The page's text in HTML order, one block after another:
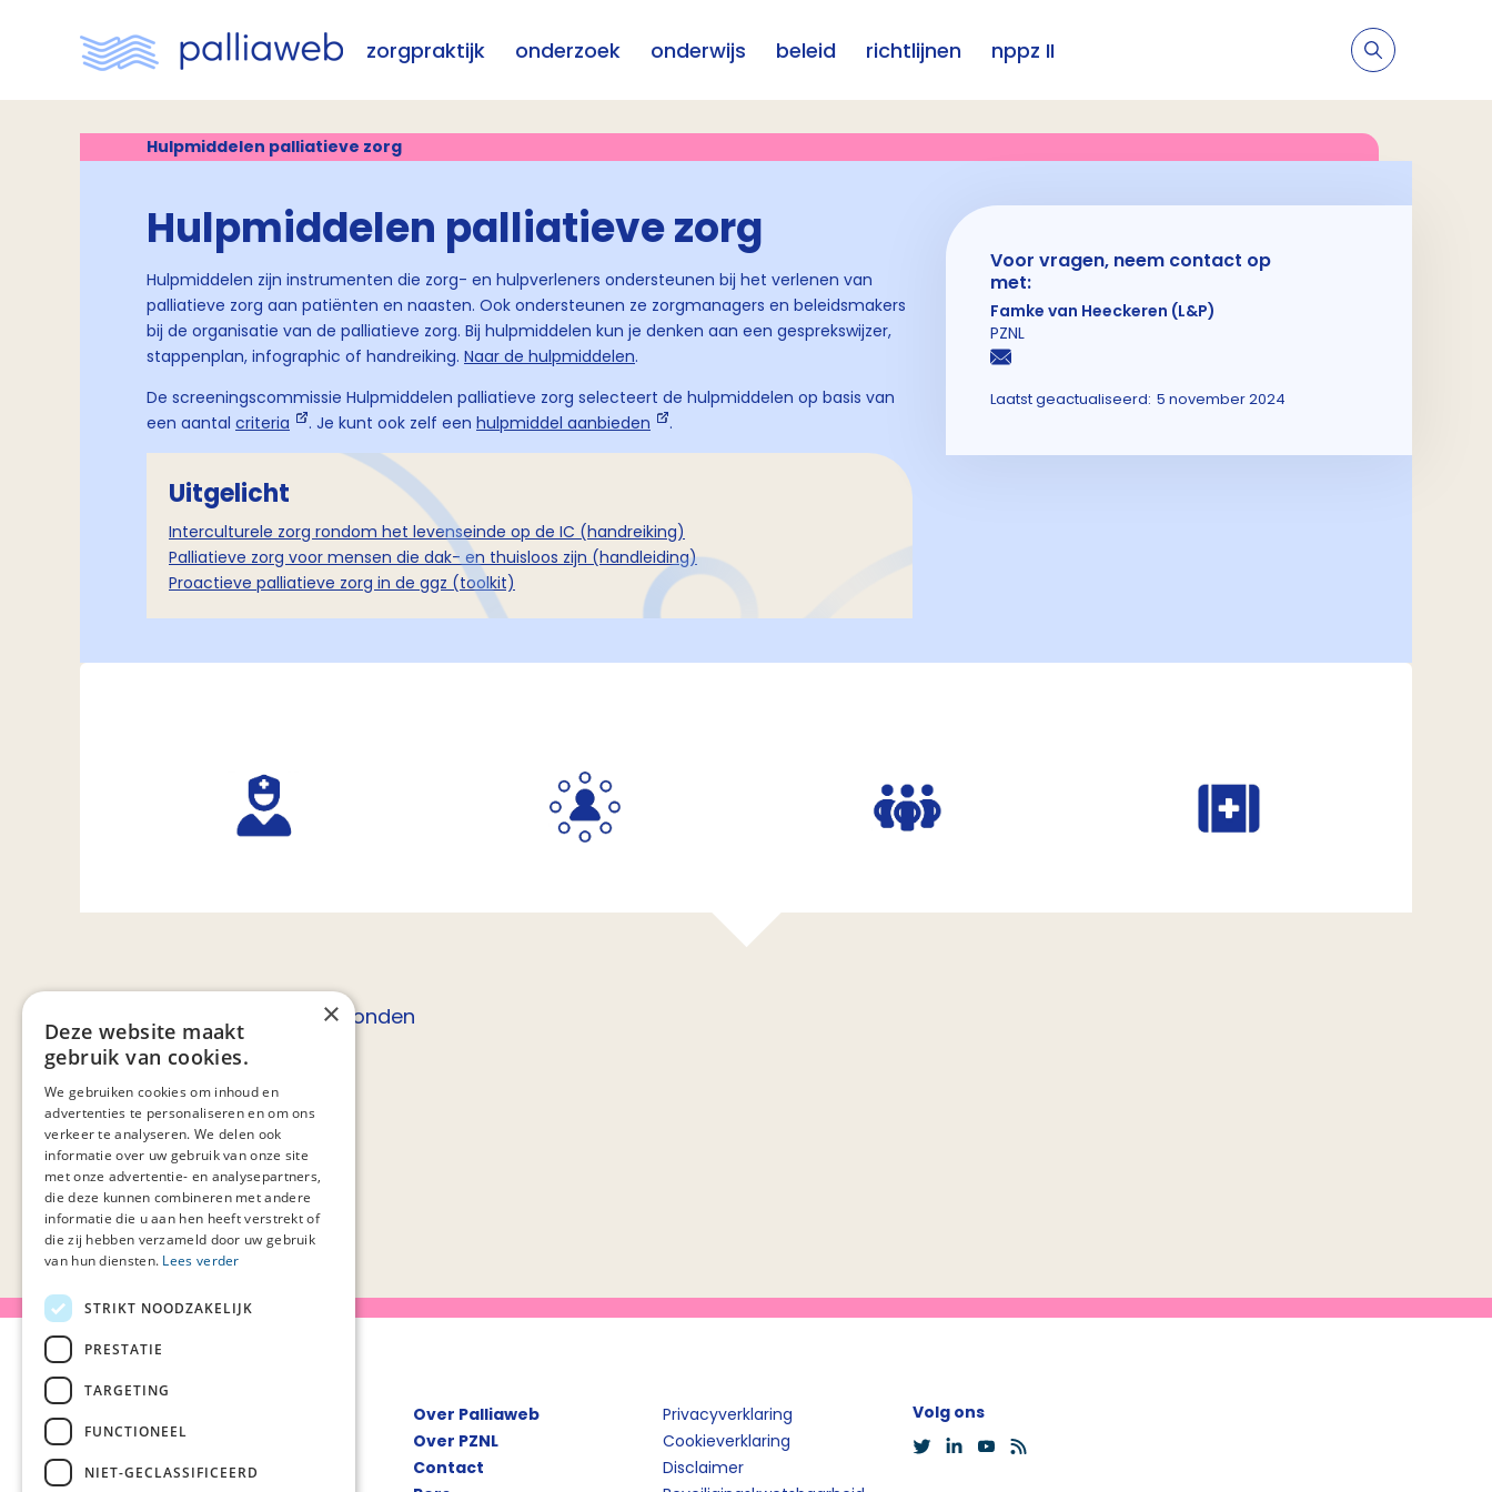
zorgpraktijk onderzoek onderwijs beleid richtlijnen nppz II
Hulpmiddelen palliatieve zorg
Hulpmiddelen palliatieve zorg
Hulpmiddelen zijn instrumenten die zorg- en hulpverleners ondersteunen bij het verlenen van
palliatieve zorg aan patiënten en naasten. Ook ondersteunen ze zorgmanagers en beleidsmakers
bij de organisatie van de palliatieve zorg. Bij hulpmiddelen kun je denken aan een gesprekswijzer,
stappenplan, infographic of handreiking. Naar de hulpmiddelen.
De screeningscommissie Hulpmiddelen palliatieve zorg selecteert de hulpmiddelen op basis van
een aantal criteria . Je kunt ook zelf een hulpmiddel aanbieden .
Uitgelicht
Interculturele zorg rondom het levenseinde op de IC (handreiking)
Palliatieve zorg voor mensen die dak- en thuisloos zijn (handleiding)
Proactieve palliatieve zorg in de ggz (toolkit)
Voor vragen, neem contact op
met:
Famke van Heeckeren (L&P)
PZNL
Laatst geactualiseerd: 5 november 2024
0 resultaten gevonden
Over Palliaweb
Over PZNL
Contact
Privacyverklaring
Cookieverklaring
Disclaimer
Volg ons
×
Deze website maakt
gebruik van cookies.
We gebruiken cookies om inhoud en
advertenties te personaliseren en om ons
verkeer te analyseren. We delen ook
informatie over uw gebruik van onze site
met onze advertentie- en analysepartners,
die deze kunnen combineren met andere
informatie die u aan hen heeft verstrekt of
die zij hebben verzameld door uw gebruik
van hun diensten. Lees verder
STRIKT NOODZAKELIJK
PRESTATIE
TARGETING
FUNCTIONEEL
NIET-GECLASSIFICEERD